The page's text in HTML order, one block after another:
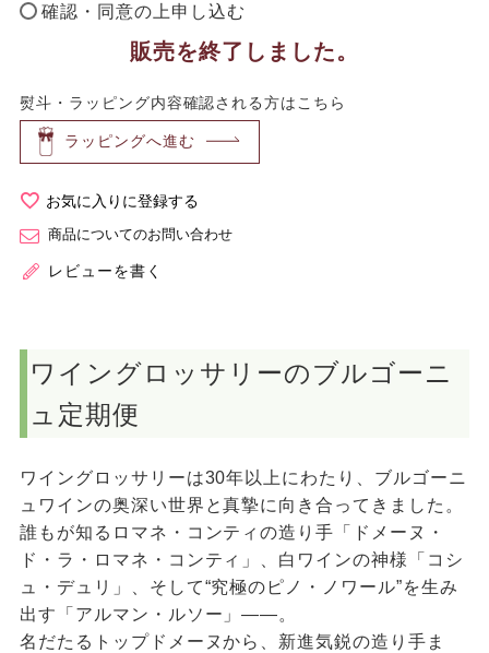
確認・同意の上申し込む
販売を終了しました。
熨斗・ラッピング内容確認される方はこちら
ラッピングへ進む
お気に入りに登録する
商品についてのお問い合わせ
レビューを書く
ワイングロッサリーのブルゴーニ
ュ定期便
ワイングロッサリーは30年以上にわたり、ブルゴーニ
ュワインの奥深い世界と真摯に向き合ってきました。
誰もが知るロマネ・コンティの造り手「ドメーヌ・
ド・ラ・ロマネ・コンティ」、白ワインの神様「コシ
ュ・デュリ」、そして“究極のピノ・ノワール”を生み
出す「アルマン・ルソー」――。
名だたるトップドメーヌから、新進気鋭の造り手ま